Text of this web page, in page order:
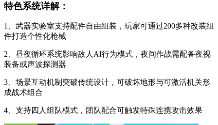
特色系统详解：
1、武器实验室支持配件自由组装，玩家可通过200多种改装组
件打造个性化枪械
2、昼夜循环系统影响敌人AI行为模式，夜间作战需配备夜视
装备或声波探测器
3、场景互动机制突破传统设计，可破坏地形与可激活机关形
成战术组合
4、支持四人组队模式，团队配合可触发特殊连携攻击效果